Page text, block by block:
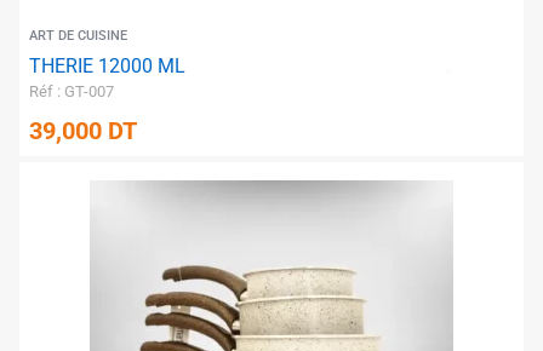
ART DE CUISINE
THERIE 12000 ML
Réf : GT-007
39,000 DT